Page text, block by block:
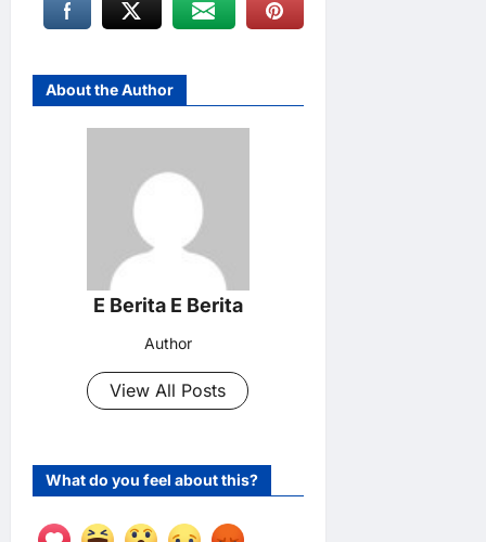
About the Author
E Berita E Berita
Author
View All Posts
What do you feel about this?